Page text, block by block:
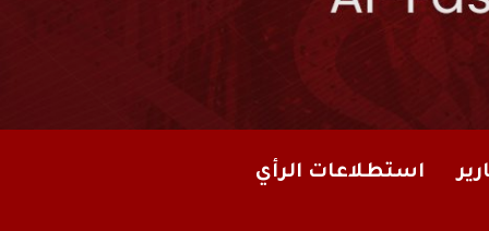
استطلاعات الرأي